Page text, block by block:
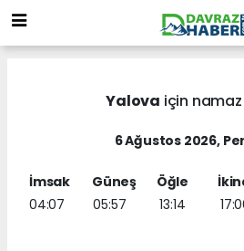
Yalova için
6 Ağustos 2026,
İmsak
04:07
Güneş
05:57
Öğle
13:14